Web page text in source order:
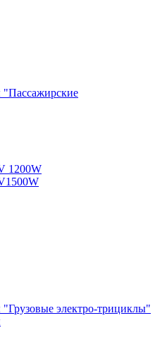
"Пассажирские
1200W
"Грузовые электро‑трициклы"